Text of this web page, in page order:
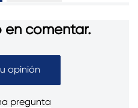
en comentar.
opinión
pregunta